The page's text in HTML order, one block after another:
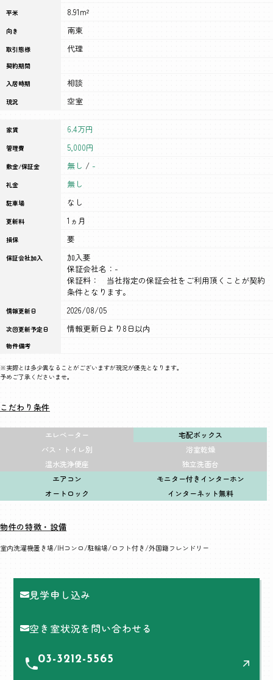
平米 8.91m²
向き 南東
取引態様 代理
契約期間
入居時期
相談
現況 空室
※実際とは多少異なることがございますが現況が優先となります。
予めご了承くださいませ。
家賃 6.4万円
管理費 5,000円
敷金/保証金 無し / -
礼金 無し
駐車場 なし
更新料 1ヵ月
損保 要
保証会社加入
加入要
保証会社名：-
保証料： 当社指定の保証会社をご利用頂くことが契約
条件となります。
情報更新日 2026/08/05
次回更新予定日 情報更新日より8日以内
物件備考
こだわり条件
エレベーター
宅配ボックス
バス・トイレ別
浴室乾燥
温水洗浄便座
独立洗面台
エアコン
モニター付きインターホン
オートロック
インターネット無料
物件の特徴・設備
室内洗濯機置き場 IHコンロ 駐輪場 ロフト付き 外国籍フレンドリー
見学申し込み
空き室状況を問い合わせる
03-3212-5565